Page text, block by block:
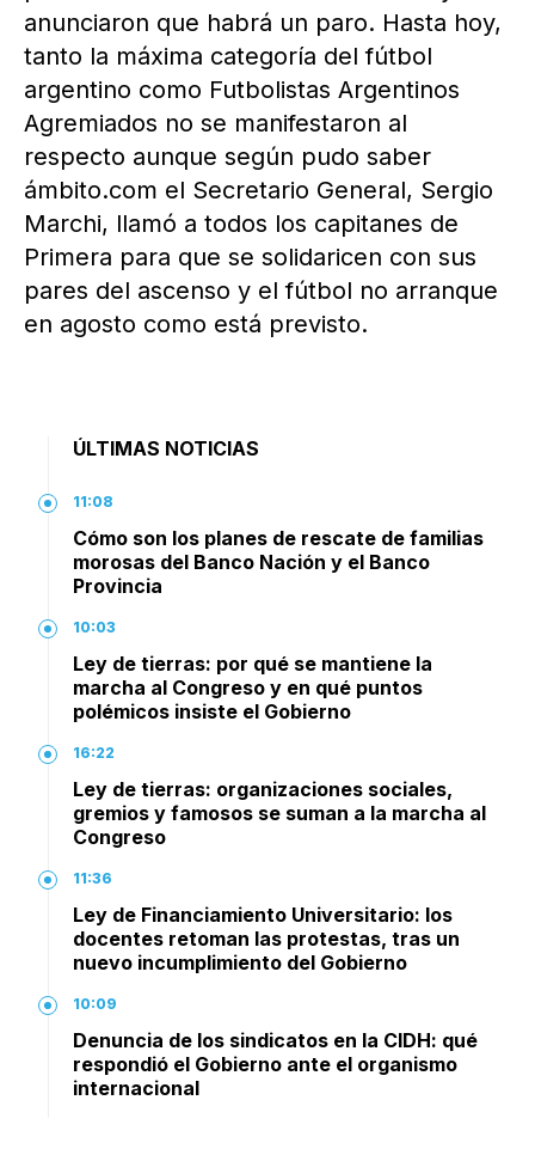
anunciaron que habrá un paro. Hasta hoy,
tanto la máxima categoría del fútbol
argentino como Futbolistas Argentinos
Agremiados no se manifestaron al
respecto aunque según pudo saber
ámbito.com el Secretario General, Sergio
Marchi, llamó a todos los capitanes de
Primera para que se solidaricen con sus
pares del ascenso y el fútbol no arranque
en agosto como está previsto.
ÚLTIMAS NOTICIAS
11:08
Cómo son los planes de rescate de familias
morosas del Banco Nación y el Banco
Provincia
10:03
Ley de tierras: por qué se mantiene la
marcha al Congreso y en qué puntos
polémicos insiste el Gobierno
16:22
Ley de tierras: organizaciones sociales,
gremios y famosos se suman a la marcha al
Congreso
11:36
Ley de Financiamiento Universitario: los
docentes retoman las protestas, tras un
nuevo incumplimiento del Gobierno
10:09
Denuncia de los sindicatos en la CIDH: qué
respondió el Gobierno ante el organismo
internacional